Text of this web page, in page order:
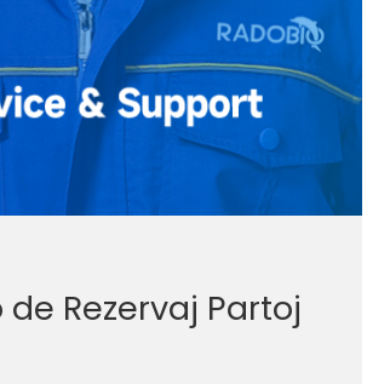
de Rezervaj Partoj